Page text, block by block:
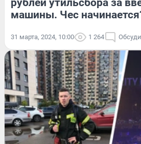
рублей утильсбора за
машины. Чес
31 марта, 2024, 10:00 1 264